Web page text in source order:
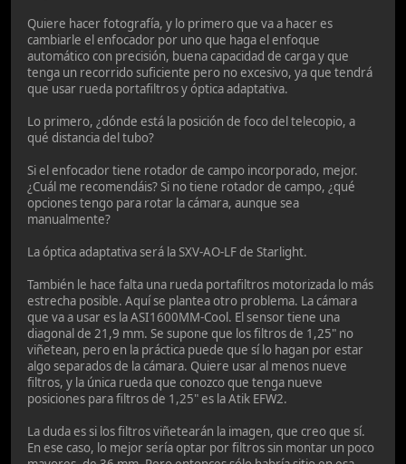
Quiere hacer fotografía, y lo primero que va a hacer es
cambiarle el enfocador por uno que haga el enfoque
automático con precisión, buena capacidad de carga y que
tenga un recorrido suficiente pero no excesivo, ya que tendrá
que usar rueda portafiltros y óptica adaptativa.
Lo primero, ¿dónde está la posición de foco del telecopio, a
qué distancia del tubo?
Si el enfocador tiene rotador de campo incorporado, mejor.
¿Cuál me recomendáis? Si no tiene rotador de campo, ¿qué
opciones tengo para rotar la cámara, aunque sea
manualmente?
La óptica adaptativa será la SXV-AO-LF de Starlight.
También le hace falta una rueda portafiltros motorizada lo más
estrecha posible. Aquí se plantea otro problema. La cámara
que va a usar es la ASI1600MM-Cool. El sensor tiene una
diagonal de 21,9 mm. Se supone que los filtros de 1,25" no
viñetean, pero en la práctica puede que sí lo hagan por estar
algo separados de la cámara. Quiere usar al menos nueve
filtros, y la única rueda que conozco que tenga nueve
posiciones para filtros de 1,25" es la Atik EFW2.
La duda es si los filtros viñetearán la imagen, que creo que sí.
En ese caso, lo mejor sería optar por filtros sin montar un poco